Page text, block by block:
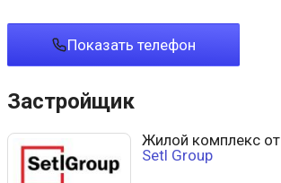
Показать телефон
Застройщик
Жилой комплекс от
Setl Group